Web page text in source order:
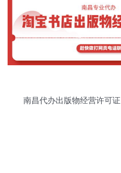
南昌代办出版物经营许可